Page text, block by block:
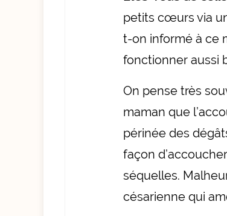
petits cœurs via
t-on informé à ce
fonctionner aussi
On pense très
maman que
périnée des
façon
séquelles.
césarienne qui